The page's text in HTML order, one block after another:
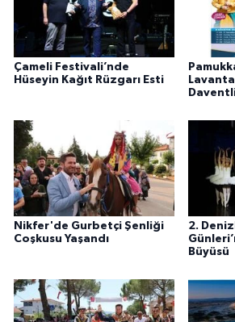
Çameli Festivali’nde
Hüseyin Kağıt Rüzgarı Esti
Nikfer'de Gurbetçi Şenliği
Coşkusu Yaşandı
2.
Büyüsü